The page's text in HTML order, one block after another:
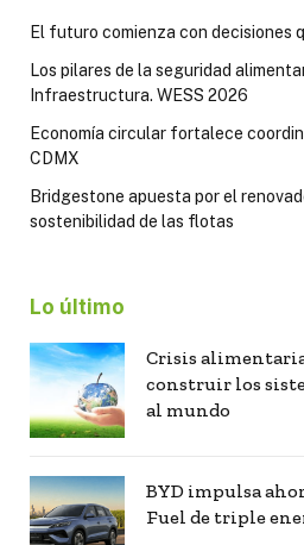
El futuro comienza con decisiones
Los pilares de la seguridad
Infraestructura. WESS 2026
Economía circular fortalece
CDMX
Bridgestone apuesta por el
sostenibilidad de las flotas
Lo último
Crisis
construir los
al mundo
BYD impulsa
Fuel de triple